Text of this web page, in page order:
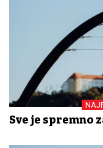
Sve je spremno